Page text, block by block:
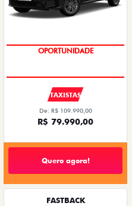
OPORTUNIDADE
TAXISTAS
De: R$ 109.990,00
R$ 79.990,00
Quero agora!
FASTBACK